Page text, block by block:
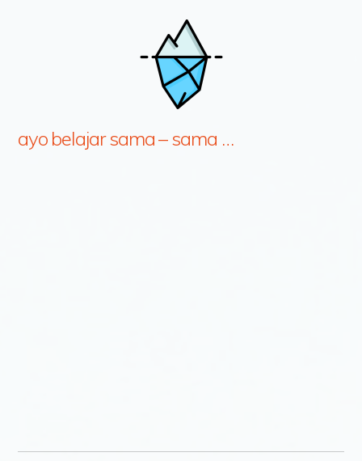
ayo belajar sama – sama …